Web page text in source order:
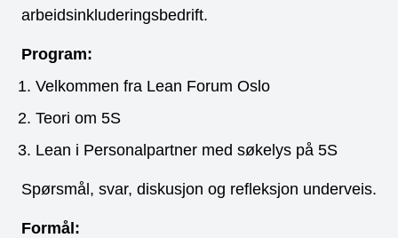
arbeidsinkluderingsbedrift.
Program:
Velkommen fra Lean Forum Oslo
Teori om 5S
Lean i Personalpartner med søkelys på 5S
Spørsmål, svar, diskusjon og refleksjon underveis.
Formål: